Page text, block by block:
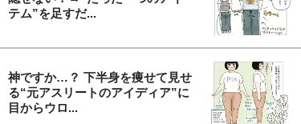
テム”を足すだ...
神ですか…？ 下半身を痩せて見せ
る“元アスリートのアイディア”に
目からウロ...